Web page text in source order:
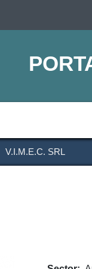
V.I.M.E.C. SRL